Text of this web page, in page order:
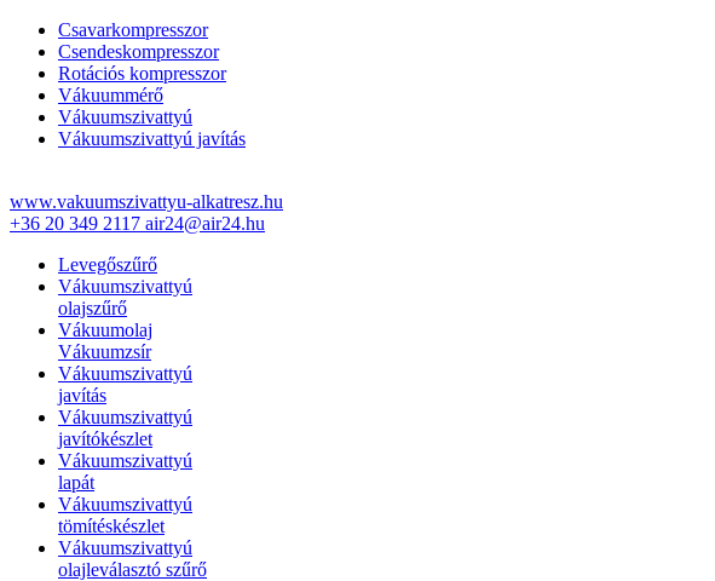
Csavarkompresszor
Csendeskompresszor
Rotációs kompresszor
Vákuummérő
Vákuumszivattyú
Vákuumszivattyú javítás
www.vakuumszivattyu-alkatresz.hu
+36 20 349 2117 air24@air24.hu
Levegőszűrő
Vákuumszivattyú
olajszűrő
Vákuumolaj
Vákuumzsír
Vákuumszivattyú
javítás
Vákuumszivattyú
javítókészlet
Vákuumszivattyú
lapát
Vákuumszivattyú
tömítéskészlet
Vákuumszivattyú
olajleválasztó szűrő